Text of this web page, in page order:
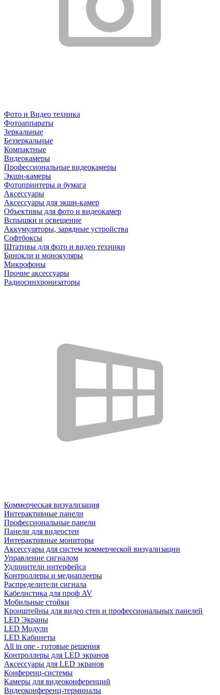
Фото и Видео техника
Фотоаппараты
Зеркальные
Беззеркальные
Компактные
Видеокамеры
Профессиональные видеокамеры
Экшн-камеры
Фотопринтеры и бумага
Аксессуары
Аксессуары для экшн-камер
Объективы для фото и видеокамер
Вспышки и освещение
Аккумуляторы, зарядные устройства
Софтбоксы
Штативы для фото и видео техники
Бинокли и монокуляры
Микрофоны
Прочие аксессуары
Радиосинхронизаторы
Коммерческая визуализация
Интерактивные панели
Профессиональные панели
Панели для видеостен
Интерактивные мониторы
Аксессуары для систем коммерческой визуализации
Управление сигналом
Удлинители интерфейса
Контроллеры и медиаплееры
Распределители сигнала
Кабелистика для проф AV
Мобильные стойки
Кронштейны для видео стен и профессиональных панелей
LED Экраны
LED Модули
LED Кабинеты
All in one - готовые решения
Контроллеры для LED экранов
Аксессуары для LED экранов
Конференц-системы
Камеры для видеоконференций
Видеоконференц-терминалы